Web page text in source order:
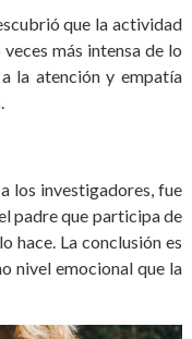
que la actividad
más intensa de lo
la atención y empatía
los investigadores, fue
padre que participa de
hace. La conclusión es
nivel emocional que la